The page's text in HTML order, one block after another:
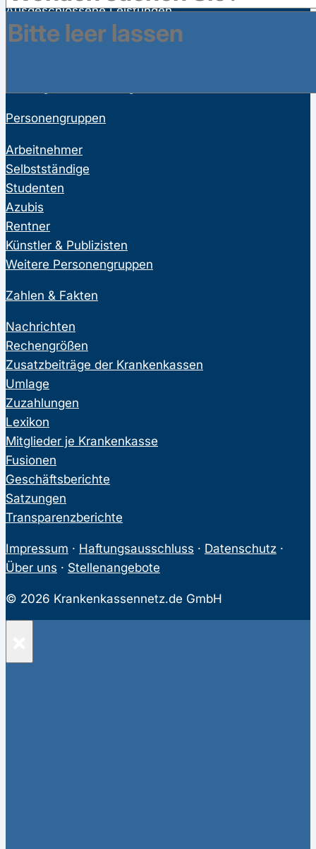
Ausgeschlossene Leistungen
Familienversicherung
Personengruppen
Arbeitnehmer
Selbstständige
Studenten
Azubis
Rentner
Künstler & Publizisten
Weitere Personengruppen
Zahlen & Fakten
Nachrichten
Rechengrößen
Zusatzbeiträge der Krankenkassen
Umlage
Zuzahlungen
Lexikon
Mitglieder je Krankenkasse
Fusionen
Geschäftsberichte
Satzungen
Transparenzberichte
Impressum · Haftungsausschluss · Datenschutz ·
Über uns · Stellenangebote
© 2026 Krankenkassennetz.de GmbH